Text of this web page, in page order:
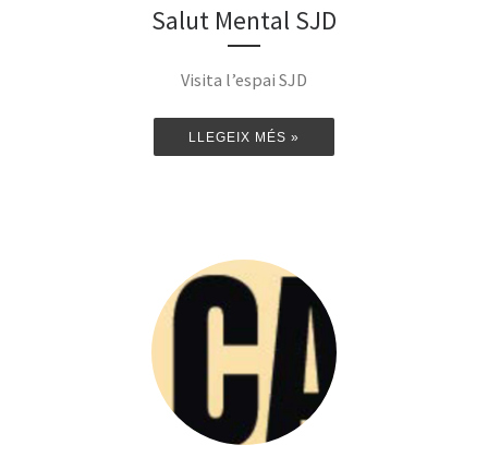
Salut Mental SJD
Visita l’espai SJD
LLEGEIX MÉS »